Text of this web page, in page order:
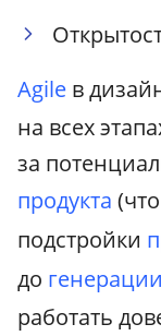
Agile в
на всех
за
продукта
подстройки
до
работать